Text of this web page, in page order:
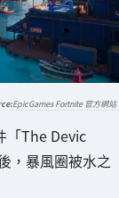
EpicGames Fortnite 官方網站
「The Devic
，暴風圈被水之